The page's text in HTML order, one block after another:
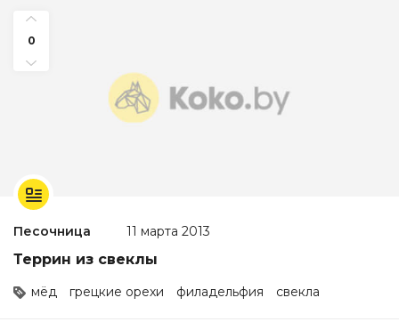
0
Песочница 11 марта 2013
Террин из свеклы
мёд грецкие орехи филадельфия свекла